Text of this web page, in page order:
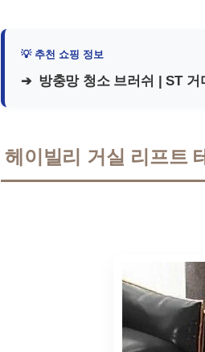
방충망 청소 브러쉬 | ST
헤이빌리 거실 리프트